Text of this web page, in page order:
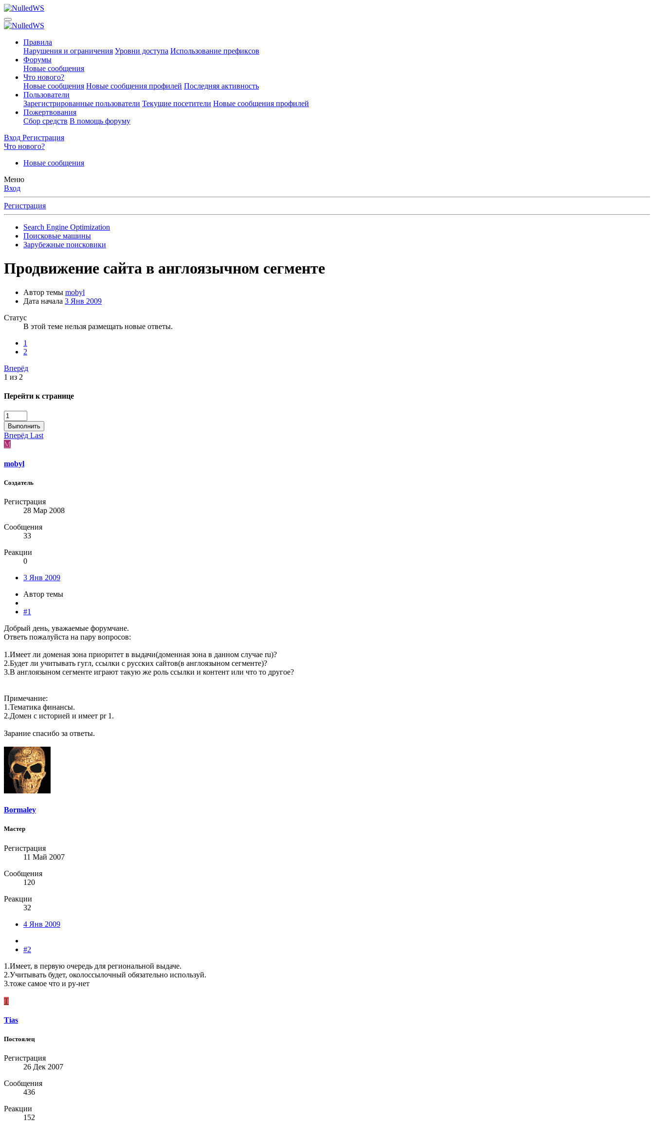
Правила
Нарушения и ограничения Уровни доступа Использование префиксов
Форумы
Новые сообщения
Что нового?
Новые сообщения Новые сообщения профилей Последняя активность
Пользователи
Зарегистрированные пользователи Текущие посетители Новые сообщения профилей
Пожертвования
Сбор средств В помощь форуму
Вход Регистрация
Что нового?
Новые сообщения
Меню
Вход
Регистрация
Search Engine Optimization
Поисковые машины
Зарубежные поисковики
Продвижение сайта в англоязычном сегменте
Автор темы mobyl
Дата начала 3 Янв 2009
Статус
В этой теме нельзя размещать новые ответы.
1
2
Вперёд
1 из 2
Перейти к странице
Выполнить
Вперёд Last
M
mobyl
Создатель
Регистрация
28 Мар 2008
Сообщения
33
Реакции
0
3 Янв 2009
Автор темы
#1
Добрый день, уважаемые форумчане.
Ответь пожалуйста на пару вопросов:
1.Имеет ли доменая зона приоритет в выдачи(доменная зона в данном случае ru)?
2.Будет ли учитывать гугл, ссылки с русских сайтов(в англоязыном сегменте)?
3.В англоязыном сегменте играют такую же роль ссылки и контент или что то другое?
Примечание:
1.Тематика финансы.
2.Домен с историей и имеет pr 1.
Зарание спасибо за ответы.
Bormaley
Мастер
Регистрация
11 Май 2007
Сообщения
120
Реакции
32
4 Янв 2009
#2
1.Имеет, в первую очередь для региональной выдаче.
2.Учитывать будет, околоссылочный обязательно используй.
3.тоже самое что и ру-нет
T
Tias
Постоялец
Регистрация
26 Дек 2007
Сообщения
436
Реакции
152